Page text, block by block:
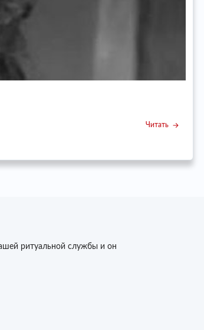
Читать
ритуальной службы и он